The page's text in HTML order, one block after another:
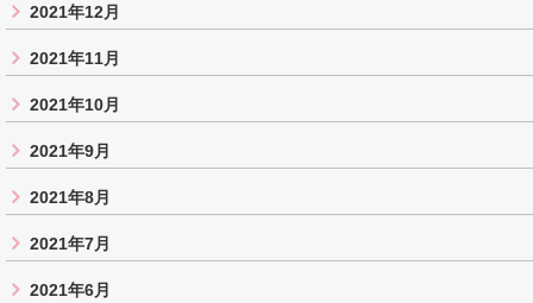
2021年12月
2021年11月
2021年10月
2021年9月
2021年8月
2021年7月
2021年6月